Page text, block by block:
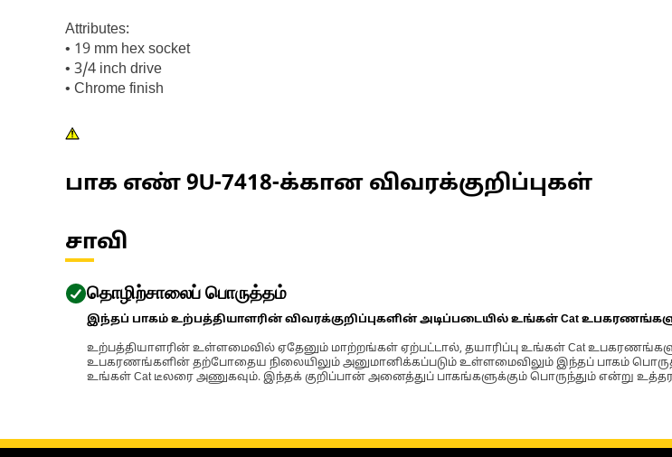
Attributes:
• 19 mm hex socket
• 3/4 inch drive
• Chrome finish
பாக எண் 9U-7418-க்கான விவரக்குறிப்புகள்
சாவி
தொழிற்சாலைப் பொருத்தம்
இந்தப் பாகம் உற்பத்தியாளரின் விவரக்குறிப்புகளின் அடிப்படையில் உங்கள் Cat
உற்பத்தியாளரின் உள்ளமைவில் ஏதேனும் மாற்றங்கள் ஏற்பட்டால், தயாரிப்பு உங்கள் Cat
உபகரணங்களின் தற்போதைய நிலையிலும் அனுமானிக்கப்படும் உள்ளமைவிலும் இந்தப் பாகம்
உங்கள் Cat டீலரை அணுகவும். இந்தக் குறிப்பான் அனைத்துப் பாகங்களுக்கும் பொருந்தும் என்று